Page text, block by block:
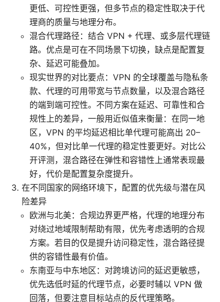
更低、可控性更强，但多节点的稳定性取决于代
理商的质量与地理分布。
混合代理路径：结合 VPN + 代理、或多层代理链
路。优点是可在不同场景下切换，缺点是配置复
杂、延迟可能叠加。
现实世界的对比要点：VPN 的全球覆盖与隐私条
款、代理的可用带宽与节点数量，以及混合路径
的端到端可控性。不同方案在延迟、可靠性和合
规性上的差异，一般用近似值来衡量：在同一地
区，VPN 的平均延迟相比单代理可能高出 20–
40%，但对比单一代理的稳定性要更好。对比公
开评测，混合路径在弹性和容错性上通常表现最
好，代价是配置复杂度提升。
在不同国家的网络环境下，配置的优先级与潜在风
险差异
欧洲与北美：合规边界更严格，代理的地理分布
对绕过地域限制帮助有限，优先考虑透明的合规
方案。若目的仅是提升访问稳定性，混合路径提
供的容错性最有价值。
东南亚与中东地区：对跨境访问的延迟更敏感，
优先选低时延的代理节点，必要时辅以 VPN 做
回落，但要注意目标站点的反代理策略。